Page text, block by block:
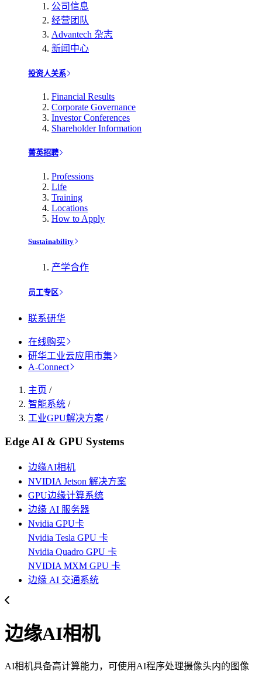
公司信息
经营团队
Advantech 杂志
新闻中心
投资人关系
Financial Results
Corporate Governance
Investor Conferences
Shareholder Information
菁英招聘
Professions
Life
Training
Locations
How to Apply
Sustainability
产学合作
员工专区
联系研华
在线购买
研华工业云应用市集
A-Connect
主页 /
智能系统 /
工业GPU解决方案 /
Edge AI & GPU Systems
边缘AI相机
NVIDIA Jetson 解决方案
GPU边缘计算系统
边缘 AI 服务器
Nvidia GPU卡
Nvidia Tesla GPU 卡
Nvidia Quadro GPU 卡
NVIDIA MXM GPU 卡
边缘 AI 交通系统
边缘AI相机
AI相机具备高计算能力，可使用AI程序处理摄像头内的图像